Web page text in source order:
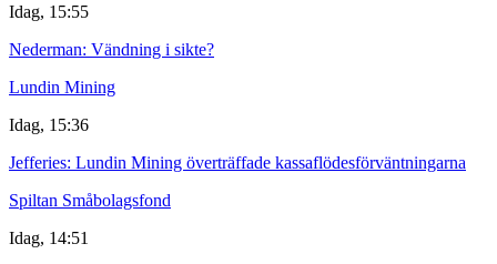
Idag, 15:55
Nederman: Vändning i sikte?
Lundin Mining
Idag, 15:36
Jefferies: Lundin Mining överträffade kassaflödesförväntningarna
Spiltan Småbolagsfond
Idag, 14:51